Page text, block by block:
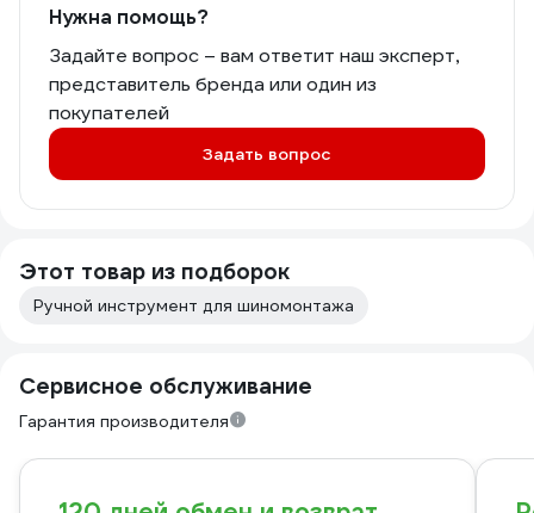
Нужна помощь?
Задайте вопрос – вам ответит наш эксперт,
представитель бренда или один из
покупателей
Задать вопрос
Этот товар из подборок
Ручной инструмент для шиномонтажа
Сервисное обслуживание
Гарантия производителя